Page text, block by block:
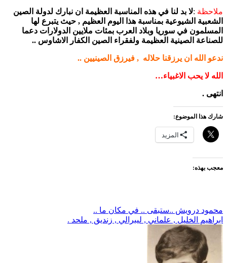
ملاحظة :لا بد لنا في هذه المناسبة العظيمة ان نبارك لدولة الصين
الشعبية الشيوعية بمناسبة هذا اليوم العظيم , حيث يتبرع لها
المسلمون في سوريا وبلاد العرب بمئات ملايين الدولارات دعما
للصناعة الصينية العظيمة ولفقراء الصين الكفار الاشاوس ..
ندعو الله ان يرزقنا حلاله , فيرزق الصينيين ..
الله لا يحب الاغبياء…
انتهى .
شارك هذا الموضوع:
المزيد
معجب بهذه:
تصفّح
المقالات
محمود درويش ..ستبقى .. في مكان ما ..
ابراهيم الخليل , علماني , ليبرالي , زنديق , ملحد .